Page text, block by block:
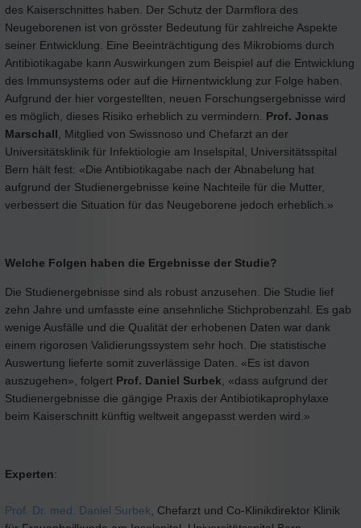
des Kaiserschnittes haben. Der Schutz der Darmflora des
Neugeborenen ist von grösster Bedeutung für zahlreiche Aspekte
seiner Entwicklung. Eine Beeinträchtigung des Mikrobioms durch
Antibiotikagabe kann Auswirkungen zum Beispiel auf die Entwicklung
des Immunsystems oder auf die Hirnentwicklung zur Folge haben.
Aufgrund der hier vorgestellten, neuen Forschungsergebnisse wird
es möglich, dieses Risiko erheblich zu vermindern. Prof. Jonas
Marschall , Mitglied von Swissnoso und Chefarzt an der
Universitätsklinik für Infektiologie am Inselspital, Universitätsspital
Bern hält fest: «Die Antibiotikagabe nach der Abnabelung hat
aufgrund der Studienergebnisse keine Nachteile für die Mutter,
verbessert die Situation für das Neugeborene jedoch erheblich.»
Welche Folgen haben die Ergebnisse der Studie?
Die Studienergebnisse sind als robust anzusehen. Die Studie lief
zehn Jahre und umfasste eine ansehnliche Stichprobenzahl. Es gab
wenige Ausfälle und die Qualität der erhobenen Daten war dank
einem rigorosen Validierungssystem sehr hoch. Die statistische
Auswertung lieferte somit zuverlässige Daten. «Es ist davon
auszugehen», folgert Prof. Daniel Surbek , «dass aufgrund der
Studienergebnisse die gängige Praxis der Antibiotikaprophylaxe
beim Kaiserschnitt künftig weltweit angepasst werden wird.»
Experten:
Prof. Dr. med. Daniel Surbek , Chefarzt und Co-Klinikdirektor Klinik